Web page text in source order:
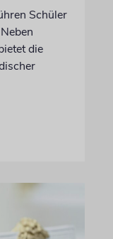
Schüler
die